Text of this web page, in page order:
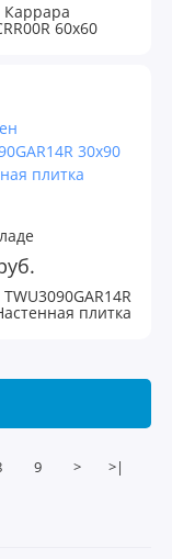
Каррара
60х60
плитка
9 > >|